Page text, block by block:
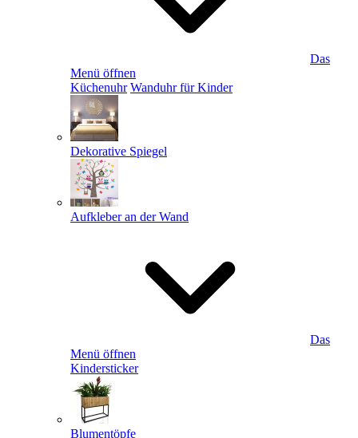
Das
Menü öffnen
Küchenuhr Wanduhr für Kinder
Dekorative Spiegel
Aufkleber an der Wand
Das
Menü öffnen
Kindersticker
Blumentöpfe